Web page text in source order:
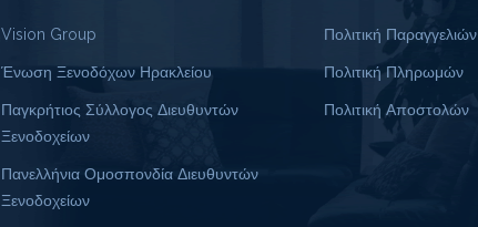
Vision Group
Ένωση Ξενοδόχων Ηρακλείου
Παγκρήτιος Σύλλογος Διευθυντών
Ξενοδοχείων
Πανελλήνια Ομοσπονδία Διευθυντών
Ξενοδοχείων
Πολιτική Παραγγελιών
Πολιτική Πληρωμών
Πολιτική Αποστολών